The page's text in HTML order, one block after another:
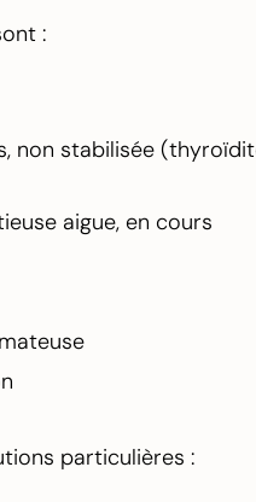
:
non stabilisée
aigue, en cours
particulières :